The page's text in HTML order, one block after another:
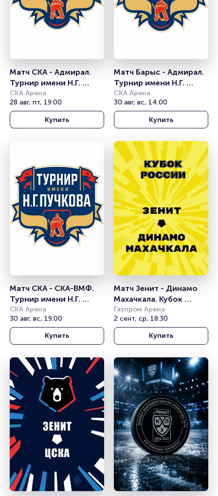
Матч СКА - Адмирал.
Турнир имени Н.Г.
Пучкова
СКА Арена
28 авг, пт, 19:00
Купить
Матч Барыс - Адмирал.
Турнир имени Н.Г.
Пучкова
СКА Арена
30 авг, вс, 14:00
Купить
Матч СКА - СКА-ВМФ.
Турнир имени Н.Г.
Пучкова
СКА Арена
30 авг, вс, 19:00
Купить
Матч Зенит - Динамо
Махачкала. Кубок
России
Газпром Арена
2 сент, ср, 18:30
Купить